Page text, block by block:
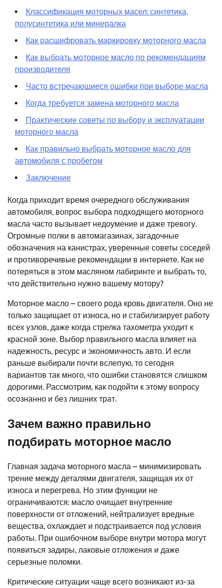
Классификация моторных масел: синтетика,
полусинтетика или минералка
Как расшифровать маркировку моторного масла
Как выбрать моторное масло по рекомендациям
производителя
Часто встречающиеся ошибки при выборе масла
Когда требуется замена моторного масла
Практические советы по выбору и эксплуатации
моторного масла
Как правильно выбрать моторное масло для
автомобиля с пробегом
Заключение
Когда приходит время очередного обслуживания
автомобиля, вопрос выбора подходящего моторного
масла часто вызывает недоумение и даже тревогу.
Огромные полки в автомагазинах, загадочные
обозначения на канистрах, уверенные советы соседей
и противоречивые рекомендации в интернете. Как не
потеряться в этом масляном лабиринте и выбрать то,
что действительно нужно вашему мотору?
Моторное масло – своего рода кровь двигателя. Оно не
только защищает от износа, но и стабилизирует работу
всех узлов, даже когда стрелка тахометра уходит к
красной зоне. Выбор правильного масла влияет на
надежность, ресурс и экономичность авто. И если
раньше выбирали почти вслепую, то сегодня
вариантов так много, что ошибки становятся слишком
дорогими. Рассмотрим, как подойти к этому вопросу
осознанно и без лишних трат.
Зачем важно правильно
подбирать моторное масло
Главная задача моторного масла – минимизировать
трение между деталями двигателя, защищая их от
износа и перегрева. Но этим функции не
ограничиваются: масло очищает внутренние
поверхности от отложений, нейтрализует вредные
вещества, охлаждает и подстраивается под условия
работы. При ошибочном выборе внутри мотора могут
появиться задиры, лаковые отложения и даже
серьезные поломки.
Критические ситуации чаще всего возникают из-за